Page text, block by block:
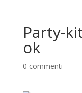
Party-
ok
0 commenti